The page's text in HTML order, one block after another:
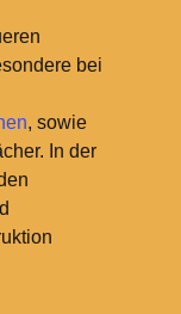
bei
, sowie
In der